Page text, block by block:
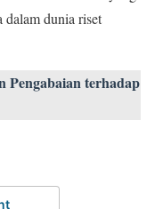
dalam dunia riset
terhadap